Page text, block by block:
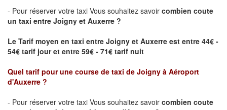
- Pour réserver votre taxi Vous souhaitez savoir combien coute
un taxi entre Joigny et Auxerre ?
Le Tarif moyen en taxi entre Joigny et Auxerre est entre 44€ -
54€ tarif jour et entre 59€ - 71€ tarif nuit
Quel tarif pour une course de taxi de Joigny à Aéroport
d'Auxerre ?
- Pour réserver votre taxi Vous souhaitez savoir combien coute